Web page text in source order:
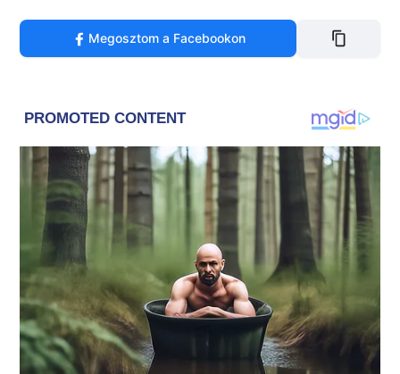
Megosztom a Facebookon